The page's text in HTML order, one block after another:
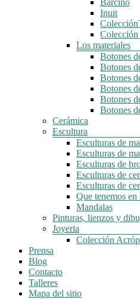
Inuit
Colección
Los materiales
Botones
Botones
Botones
Botones
Botones
Botones
Cerámica
Escultura
Esculturas de
Esculturas de
Esculturas de
Esculturas de
Esculturas de
Que tenemos en
Mandalas
Pinturas, lienzos y
Joyeria
Colección
Prensa
Blog
Contacto
Talleres
Mapa del sitio